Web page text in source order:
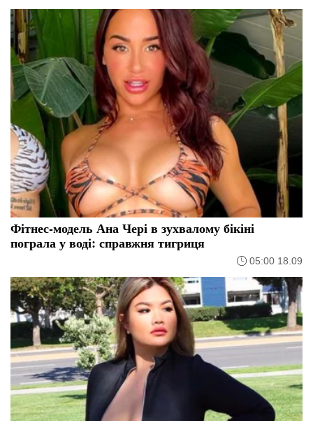
Фітнес-модель Ана Чері в зухвалому бікіні
пограла у воді: справжня тигриця
05:00 18.09